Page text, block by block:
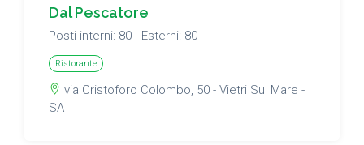
Dal Pescatore
Posti interni: 80 - Esterni: 80
Ristorante
via Cristoforo Colombo, 50 - Vietri Sul Mare -
SA